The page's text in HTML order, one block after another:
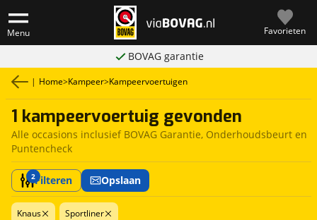
Menu Favorieten
BOVAG garantie
| Home>Kampeer>Kampeervoertuigen
1 kampeervoertuig gevonden
Alle occasions inclusief BOVAG Garantie, Onderhoudsbeurt en
Puntencheck
2Filteren Opslaan
Knaus Sportliner